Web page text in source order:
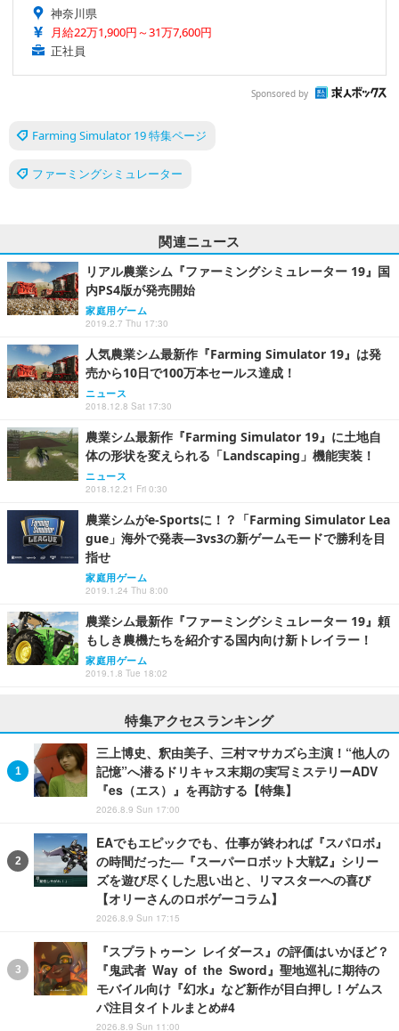
神奈川県
月給22万1,900円～31万7,600円
正社員
Sponsored by
Farming Simulator 19 特集ページ
ファーミングシミュレーター
関連ニュース
リアル農業シム『ファーミングシミュレーター 19』国
内PS4版が発売開始
家庭用ゲーム
2019.2.7 Thu 17:30
人気農業シム最新作『Farming Simulator 19』は発
売から10日で100万本セールス達成！
ニュース
2018.12.8 Sat 17:30
農業シム最新作『Farming Simulator 19』に土地自
体の形状を変えられる「Landscaping」機能実装！
ニュース
2018.12.21 Fri 0:30
農業シムがe-Sportsに！？「Farming Simulator Lea
gue」海外で発表―3vs3の新ゲームモードで勝利を目
指せ
家庭用ゲーム
2019.1.24 Thu 8:00
農業シム最新作『ファーミングシミュレーター 19』頼
もしき農機たちを紹介する国内向け新トレイラー！
家庭用ゲーム
2019.1.8 Tue 18:02
特集アクセスランキング
三上博史、釈由美子、三村マサカズら主演！“他人の
記憶”へ潜るドリキャス末期の実写ミステリーADV
『es（エス）』を再訪する【特集】
2026.8.9 Sun 17:00
EAでもエピックでも、仕事が終われば『スパロボ』
の時間だった―『スーパーロボット大戦Z』シリー
ズを遊び尽くした思い出と、リマスターへの喜び
【オリーさんのロボゲーコラム】
2026.8.9 Sun 17:15
『スプラトゥーン レイダース』の評価はいかほど？
『鬼武者 Way of the Sword』聖地巡礼に期待の
モバイル向け『幻水』など新作が目白押し！ゲムス
パ注目タイトルまとめ#4
2026.8.9 Sun 11:00